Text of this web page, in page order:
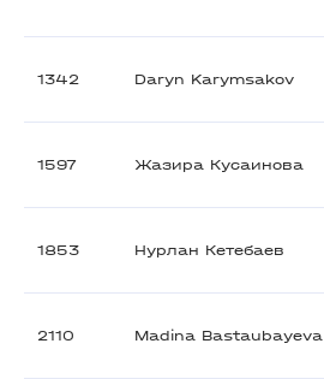
1342 Daryn Karymsakov
1597 Жазира Кусаинова
1853 Нурлан Кетебаев
2110 Madina Bastaubayeva